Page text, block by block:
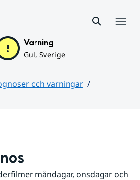
Varning
Gul, Sverige
och varningar
måndagar, onsdagar och